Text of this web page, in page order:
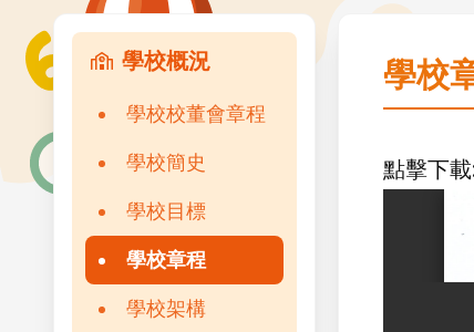
學校概況
學校校董會章程
學校簡史
學校目標
學校章程
學校架構
學校
點擊下